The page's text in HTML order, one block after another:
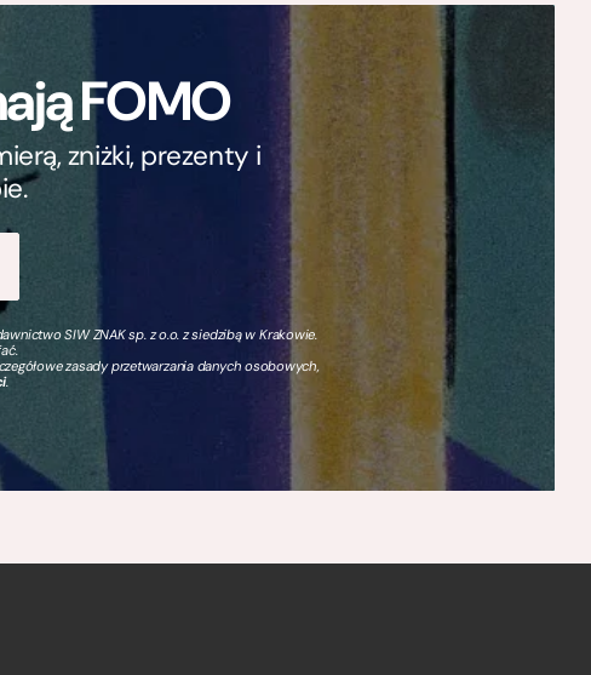
FOMO
zniżki, prezenty i
SIW ZNAK sp. z o.o. z siedzibą w Krakowie.
zasady przetwarzania danych osobowych,
.